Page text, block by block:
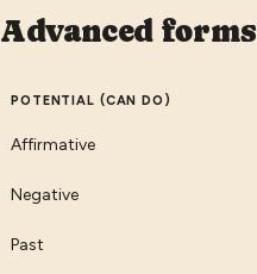
Advanced forms
POTENTIAL (CAN DO)
Affirmative
Negative
Past